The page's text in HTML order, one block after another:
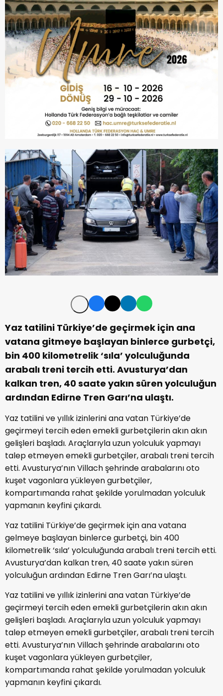
Yaz tatilini Türkiye’de geçirmek için ana
vatana gitmeye başlayan binlerce gurbetçi,
bin 400 kilometrelik ‘sıla’ yolculuğunda
arabalı treni tercih etti. Avusturya’dan
kalkan tren, 40 saate yakın süren yolculuğun
ardından Edirne Tren Garı’na ulaştı.
Yaz tatilini ve yıllık izinlerini ana vatan Türkiye’de
geçirmeyi tercih eden emekli gurbetçilerin akın akın
gelişleri başladı. Araçlarıyla uzun yolculuk yapmayı
talep etmeyen emekli gurbetçiler, arabalı treni tercih
etti. Avusturya’nın Villach şehrinde arabalarını oto
kuşet vagonlara yükleyen gurbetçiler,
kompartımanda rahat şekilde yorulmadan yolculuk
yapmanın keyfini çıkardı.
Yaz tatilini Türkiye’de geçirmek için ana vatana
gelmeye başlayan binlerce gurbetçi, bin 400
kilometrelik ‘sıla’ yolculuğunda arabalı treni tercih etti.
Avusturya’dan kalkan tren, 40 saate yakın süren
yolculuğun ardından Edirne Tren Garı’na ulaştı.
Yaz tatilini ve yıllık izinlerini ana vatan Türkiye’de
geçirmeyi tercih eden emekli gurbetçilerin akın akın
gelişleri başladı. Araçlarıyla uzun yolculuk yapmayı
talep etmeyen emekli gurbetçiler, arabalı treni tercih
etti. Avusturya’nın Villach şehrinde arabalarını oto
kuşet vagonlara yükleyen gurbetçiler,
kompartımanda rahat şekilde yorulmadan yolculuk
yapmanın keyfini çıkardı.